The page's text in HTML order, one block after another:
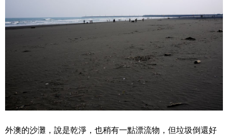
外澳的沙灘，說是乾淨，也稍有一點漂流物，但垃圾倒還好